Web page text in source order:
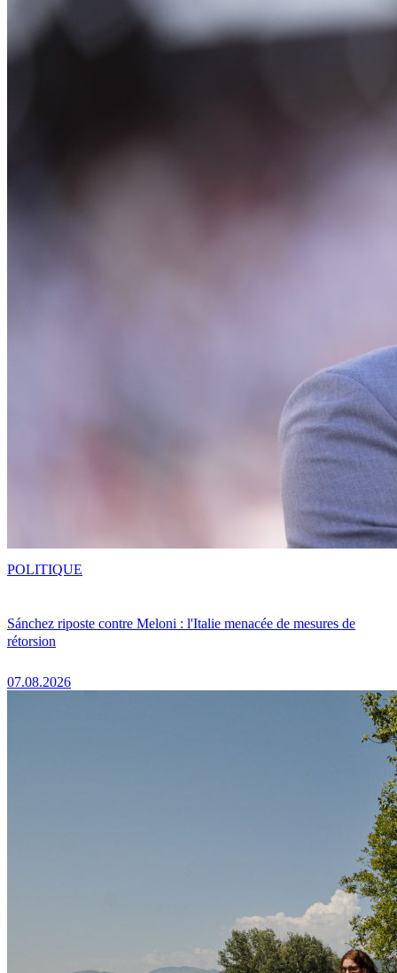
Sánchez riposte contre Meloni : l'Italie menacée de mesures de
rétorsion
07.08.2026
POLITIQUE